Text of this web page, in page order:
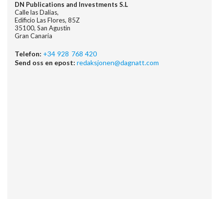
DN Publications and Investments S.L
Calle las Dalias,
Edificio Las Flores, 85Z
35100, San Agustin
Gran Canaria
Telefon: +34 928 768 420
Send oss en epost: redaksjonen@dagnatt.com